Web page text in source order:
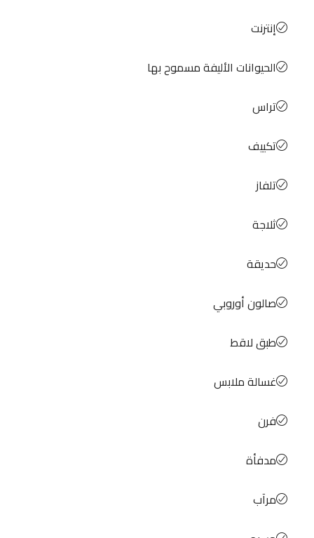
إنترنت
الحيوانات الأليفة مسموح بها
تراس
تكييف
تلفاز
ثلاجة
حديقة
صالون أوروبي
طبق لاقط
غسالة ملابس
فرن
مدفأة
مرآب